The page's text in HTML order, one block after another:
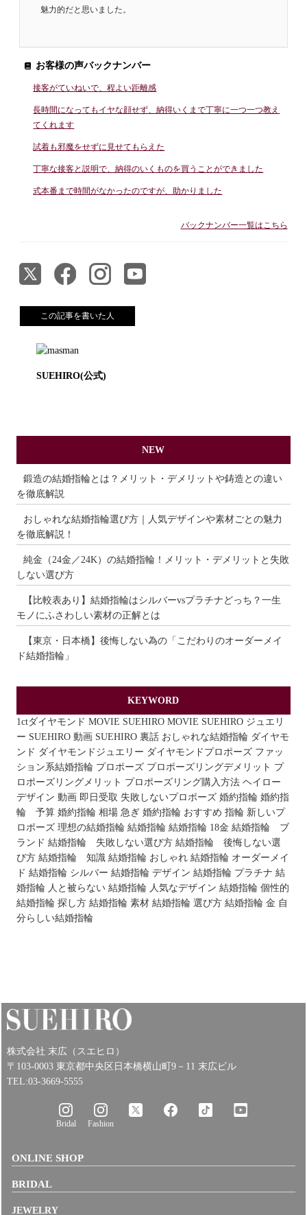
魅力的だと思いました。
お客様の声バックナンバー
接客がていねいで、程よい距離感
長時間になってもイヤな顔せず、納得いくまで丁寧に一つ一つ教え
てくれます
試着も邪魔をせずに見せてもらえた
丁寧な接客と説明で、納得のいくものを買うことができました
式本番まで時間がなかったのですが、助かりました
バックナンバー一覧はこちら
この記事を書いた人
SUEHIRO(公式)
NEW
鍛造の結婚指輪とは？メリット・デメリットや鋳造との違い
を徹底解説
おしゃれな結婚指輪選び方｜人気デザインや素材ごとの魅力
を徹底解説！
純金（24金／24K）の結婚指輪！メリット・デメリットと失敗
しない選び方
【比較表あり】結婚指輪はシルバーvsプラチナどっち？一生
モノにふさわしい素材の正解とは
【東京・日本橋】後悔しない為の「こだわりのオーダーメイ
ド結婚指輪」
KEYWORD
1ctダイヤモンド MOVIE SUEHIRO MOVIE SUEHIRO ジュエリ
ー SUEHIRO 動画 SUEHIRO 裏話 おしゃれな結婚指輪 ダイヤモ
ンド ダイヤモンドジュエリー ダイヤモンドプロポーズ ファッ
ション系結婚指輪 プロポーズ プロポーズリングデメリット プ
ロポーズリングメリット プロポーズリング購入方法 ヘイロー
デザイン 動画 即日受取 失敗しないプロポーズ 婚約指輪 婚約指
輪 予算 婚約指輪 相場 急ぎ 婚約指輪 おすすめ 指輪 新しいプ
ロポーズ 理想の結婚指輪 結婚指輪 結婚指輪 18金 結婚指輪 ブ
ランド 結婚指輪 失敗しない選び方 結婚指輪 後悔しない選
び方 結婚指輪 知識 結婚指輪 おしゃれ 結婚指輪 オーダーメイ
ド 結婚指輪 シルバー 結婚指輪 デザイン 結婚指輪 プラチナ 結
婚指輪 人と被らない 結婚指輪 人気なデザイン 結婚指輪 個性的
結婚指輪 探し方 結婚指輪 素材 結婚指輪 選び方 結婚指輪 金 自
分らしい結婚指輪
株式会社 末広（スエヒロ）
〒103-0003 東京都中央区日本橋横山町9－11 末広ビル
TEL:03-3669-5555
Bridal Fashion
ONLINE SHOP
BRIDAL
JEWELRY